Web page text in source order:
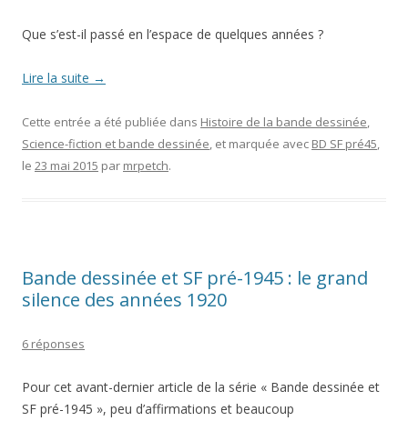
Que s’est-il passé en l’espace de quelques années ?
Lire la suite →
Cette entrée a été publiée dans Histoire de la bande dessinée,
Science-fiction et bande dessinée, et marquée avec BD SF pré45,
le 23 mai 2015 par mrpetch.
Bande dessinée et SF pré-1945 : le grand
silence des années 1920
6 réponses
Pour cet avant-dernier article de la série « Bande dessinée et
SF pré-1945 », peu d’affirmations et beaucoup